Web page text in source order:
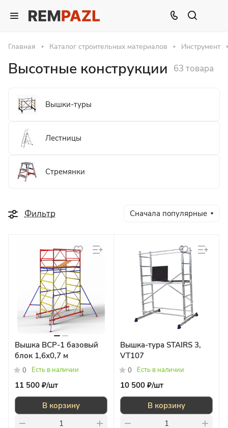
Главная Каталог строительных материалов Инструмент
Высотные конструкции 63 товара
Вышки-туры
Лестницы
Стремянки
Фильтр Сначала популярные
Вышка ВСР-1 базовый
блок 1,6х0,7 м
0 Есть в наличии
11 500 ₽/шт
В корзину
Вышка-тура STAIRS 3,
VT107
0 Есть в наличии
10 500 ₽/шт
В корзину